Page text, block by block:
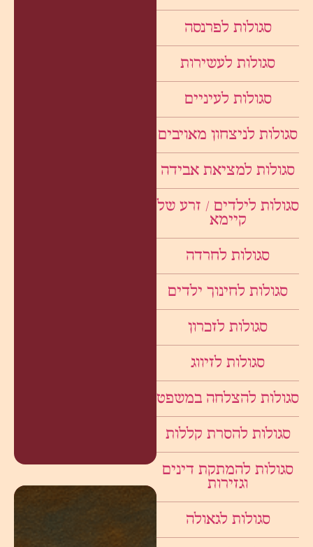
סגולות לפרנסה
סגולות לעשירות
סגולות לעיניים
סגולות לניצחון מאויבים
סגולות למציאת אבידה
סגולות לילדים / זרע של
קיימא
סגולות לחרדה
סגולות לחינוך ילדים
סגולות לזכרון
סגולות לזיווג
סגולות להצלחה במשפט
סגולות להסרת קללות
סגולות להמתקת דינים
וגזירות
סגולות לגאולה